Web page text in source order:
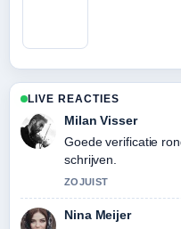
LIVE REACTIES
Milan Visser
Goede verificatie
schrijven.
ZOJUIST
Nina Meijer